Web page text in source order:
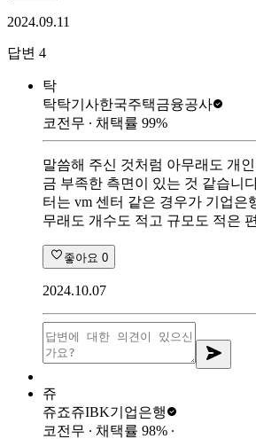
2024.09.11
답변 4
탁
탁탁기사한국주택금융공사
코전무 ∙ 채택률 99%
말씀해 주신 것처럼 아무래도 개
금 부족한 측면이 있는 것 같습니
터는 vm 센터 같은 경우가 기업은
무래도 개수도 적고 규모도 적은
좋아요 0
2024.10.07
쥬
쥬죠쥬IBK기업은행
코전무 ∙ 채택률 98% ∙